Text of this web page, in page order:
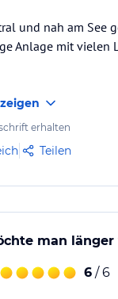
und nah am See
Anlage mit vielen
erhalten
Teilen
man
6 / 6